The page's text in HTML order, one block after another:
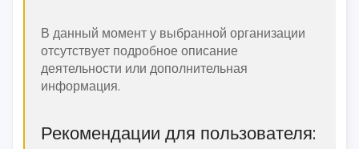
В данный момент у выбранной организации
отсутствует подробное описание
деятельности или дополнительная
информация.
Рекомендации для пользователя: